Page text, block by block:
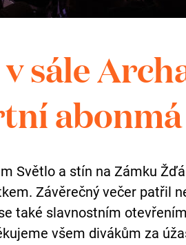
Pardubice)
zaposlouchat
jedinečné
sále
abonmá
Světlo a stín na Zámku
Závěrečný večer patřil
také slavnostním
všem divákům za